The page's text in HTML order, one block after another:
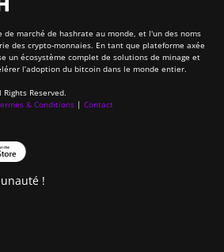
de marché de hashrate au monde, et l'un des noms
des crypto-monnaies. En tant que plateforme axée
un écosystème complet de solutions de minage et
l’adoption du bitcoin dans le monde entier.
Reserved.
& Conditions | Contact
!